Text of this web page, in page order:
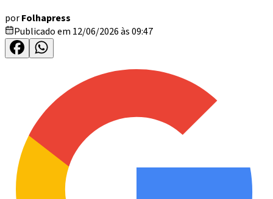
porFolhapress
Publicado em 12/06/2026 às 09:47